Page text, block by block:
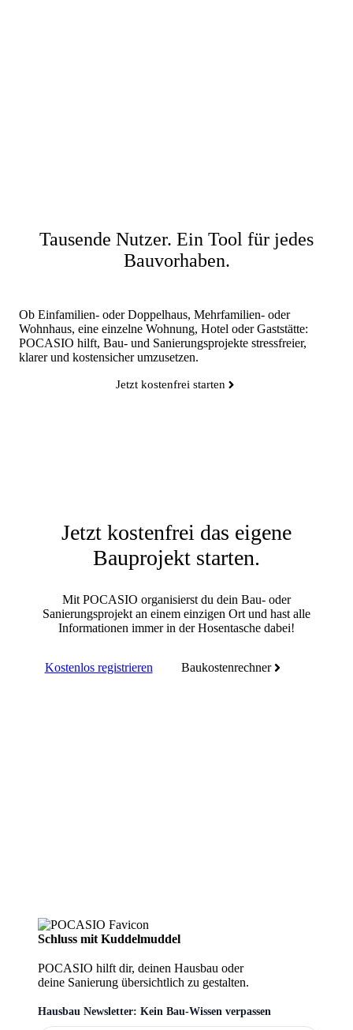
Tausende Nutzer. Ein Tool für jedes
Bauvorhaben.
Ob Einfamilien- oder Doppelhaus, Mehrfamilien- oder
Wohnhaus, eine einzelne Wohnung, Hotel oder Gaststätte:
POCASIO hilft, Bau- und Sanierungsprojekte stressfreier,
klarer und kostensicher umzusetzen.
Jetzt kostenfrei starten
Jetzt kostenfrei das eigene
Bauprojekt starten.
Mit POCASIO organisierst du dein Bau- oder
Sanierungsprojekt an einem einzigen Ort und hast alle
Informationen immer in der Hosentasche dabei!
Kostenlos registrieren Baukostenrechner
Schluss mit Kuddelmuddel
POCASIO hilft dir, deinen Hausbau oder
deine Sanierung übersichtlich zu gestalten.
Hausbau Newsletter: Kein Bau-Wissen verpassen